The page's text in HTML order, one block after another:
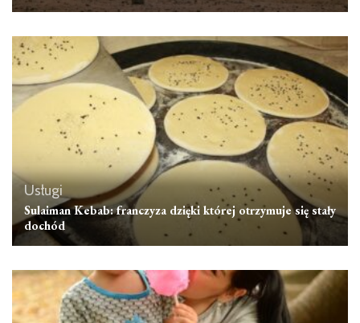
Usługi
Sulaiman Kebab: franczyza dzięki której otrzymuje się stały
dochód